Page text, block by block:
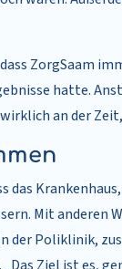
ZorgSaam
hatte.
an der
das
Mit anderen
der Poliklinik,